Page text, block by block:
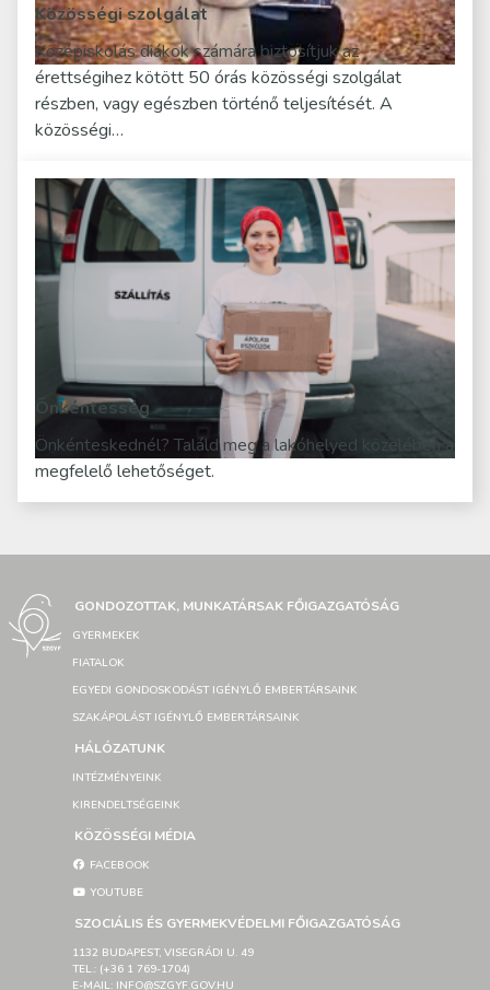
Közösségi szolgálat
Középiskolás diákok számára biztosítjuk az
érettségihez kötött 50 órás közösségi szolgálat
részben, vagy egészben történő teljesítését. A
közösségi…
Önkéntesség
Önkénteskednél? Találd meg a lakóhelyed közelében a
megfelelő lehetőséget.
GONDOZOTTAK, MUNKATÁRSAK FŐIGAZGATÓSÁG
GYERMEKEK
FIATALOK
EGYEDI GONDOSKODÁST IGÉNYLŐ EMBERTÁRSAINK
SZAKÁPOLÁST IGÉNYLŐ EMBERTÁRSAINK
HÁLÓZATUNK
INTÉZMÉNYEINK
KIRENDELTSÉGEINK
KÖZÖSSÉGI MÉDIA
FACEBOOK
YOUTUBE
SZOCIÁLIS ÉS GYERMEKVÉDELMI FŐIGAZGATÓSÁG
1132 BUDAPEST, VISEGRÁDI U. 49
TEL.: (+36 1 769-1704)
E-MAIL: INFO@SZGYF.GOV.HU